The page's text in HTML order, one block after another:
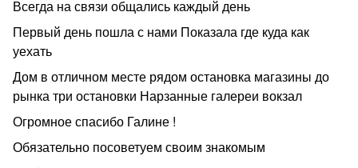
Всегда на связи общались каждый день
Первый день пошла с нами Показала где куда как
уехать
Дом в отличном месте рядом остановка магазины до
рынка три остановки Нарзанные галереи вокзал
Огромное спасибо Галине !
Обязательно посоветуем своим знакомым